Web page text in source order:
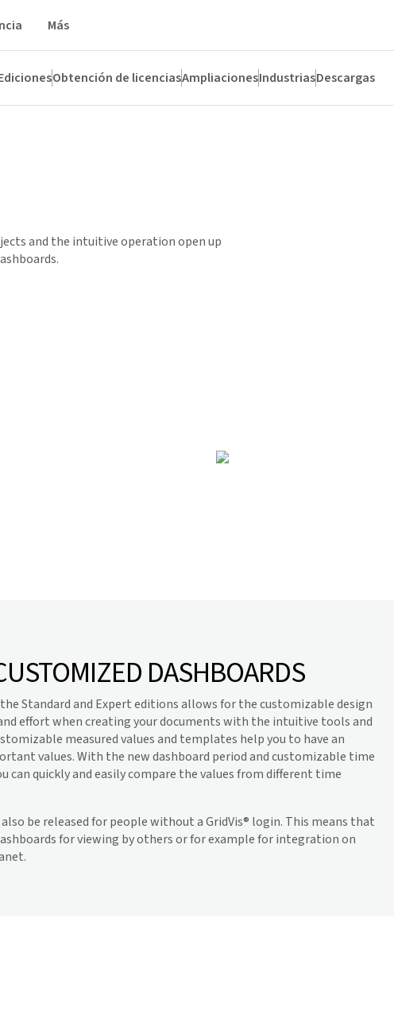
Más
Obtención de licenciasAmpliacionesIndustriasDescargas
and the intuitive operation open up
DASHBOARDS
Standard and Expert editions allows for the customizable design
effort when creating your documents with the intuitive tools and
measured values and templates help you to have an
values. With the new dashboard period and customizable time
can quickly and easily compare the values from different time
be released for people without aGridVis® login. This means that
for viewing by others or for example for integration on